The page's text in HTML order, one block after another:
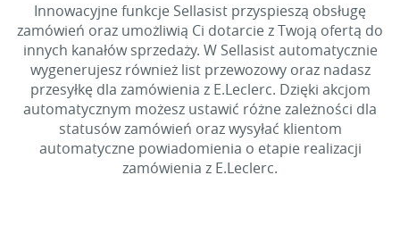
Innowacyjne funkcje Sellasist przyspieszą obsługę
zamówień oraz umożliwią Ci dotarcie z Twoją ofertą do
innych kanałów sprzedaży. W Sellasist automatycznie
wygenerujesz również list przewozowy oraz nadasz
przesyłkę dla zamówienia z E.Leclerc. Dzięki akcjom
automatycznym możesz ustawić różne zależności dla
statusów zamówień oraz wysyłać klientom
automatyczne powiadomienia o etapie realizacji
zamówienia z E.Leclerc.